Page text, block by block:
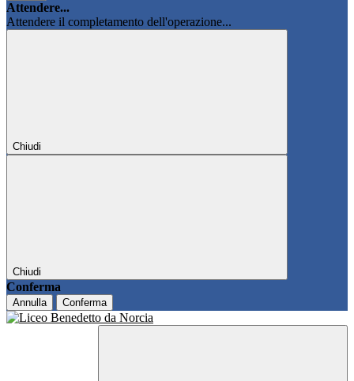
Attendere...
Attendere il completamento dell'operazione...
Chiudi
Chiudi
Conferma
Annulla Conferma